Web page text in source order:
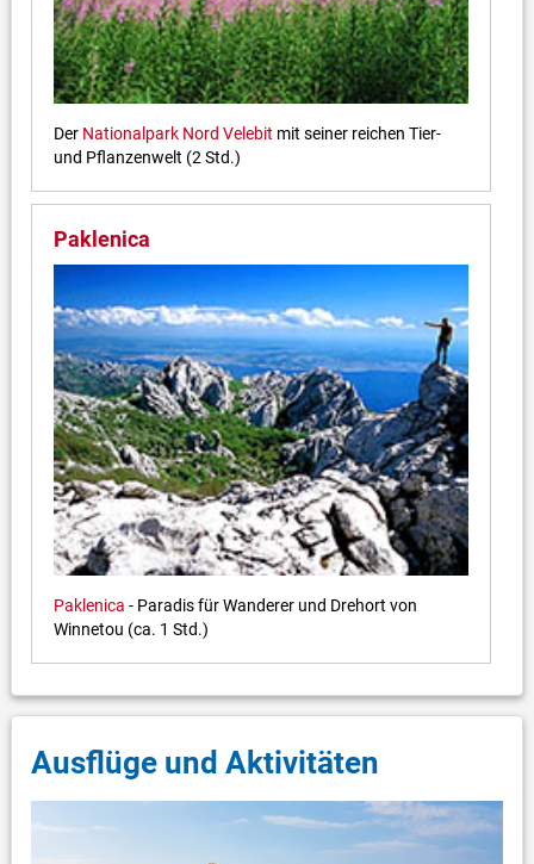
Der Nationalpark Nord Velebit mit seiner reichen Tier-
und Pflanzenwelt (2 Std.)
Paklenica
Paklenica - Paradis für Wanderer und Drehort von
Winnetou (ca. 1 Std.)
Ausflüge und Aktivitäten